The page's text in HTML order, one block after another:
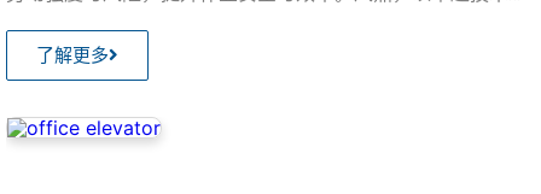
了解更多